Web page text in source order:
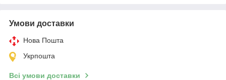
Умови доставки
Нова Пошта
Укрпошта
Всі умови доставки